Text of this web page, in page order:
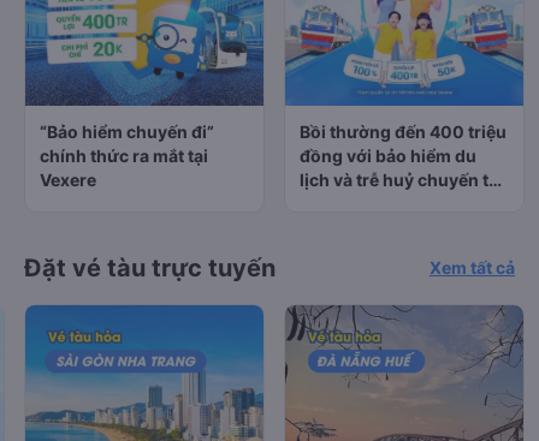
“Bảo hiểm chuyến đi”
chính thức ra mắt tại
Vexere
Bồi thường đến 400 triệu
đồng với bảo hiểm du
lịch và trễ huỷ chuyến tàu
Đặt vé tàu trực tuyến Xem tất cả